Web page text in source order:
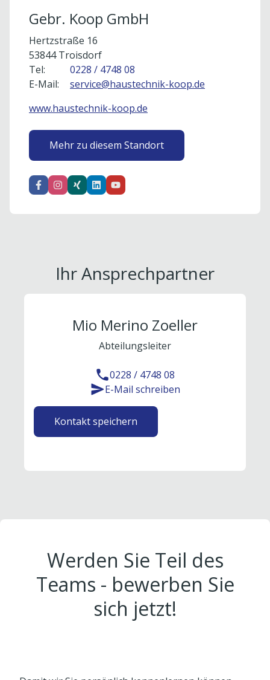
Cookie-Einstellungen öffnen
Gebr. Koop GmbH
Hertzstraße 16
53844 Troisdorf
Tel:
0228 / 4748 08
E-Mail:
service@haustechnik-koop.de
www.haustechnik-koop.de
Mehr zu diesem Standort
Ihr Ansprechpartner
Mio Merino Zoeller
Abteilungsleiter
0228 / 4748 08
E-Mail schreiben
Kontakt speichern
Werden Sie Teil des
Teams - bewerben Sie
sich jetzt!